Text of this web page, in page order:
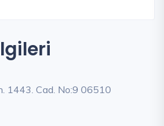
1443. Cad. No:9 06510